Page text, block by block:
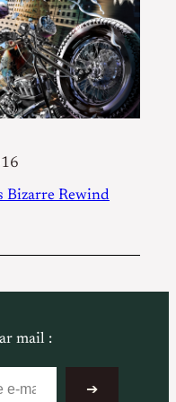
Bizarre Rewind
mail :
➔